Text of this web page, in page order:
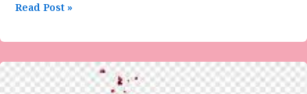
Read Post »
ಹಾ
ಮ